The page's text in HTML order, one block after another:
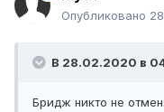
Опубликовано
В 28.02.2020 в
Бридж никто не